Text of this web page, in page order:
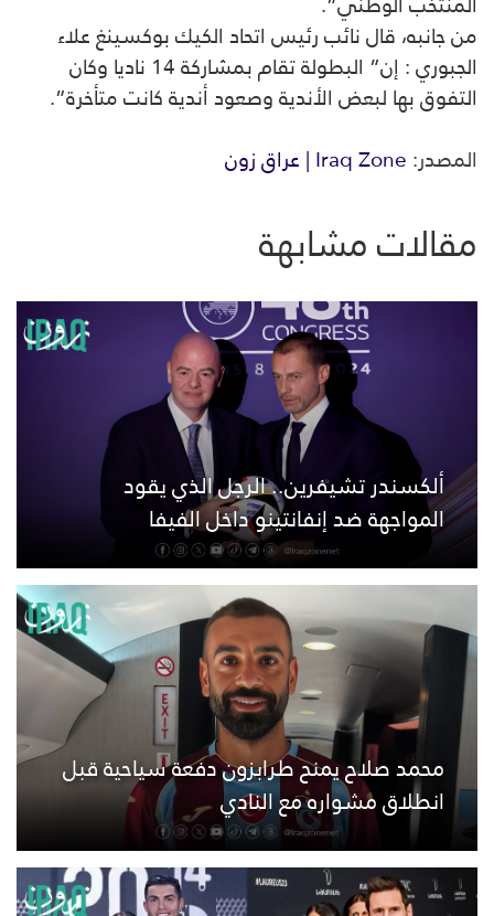
من جانبه، قال نائب رئيس اتحاد الكيك بوكسينغ علاء
الجبوري : إن” البطولة تقام بمشاركة 14 ناديا وكان
التفوق بها لبعض الأندية وصعود أندية كانت متأخرة”.
المصدر:Iraq Zone | عراق زون
مقالات مشابهة
ألكسندر تشيفرين.. الرجل الذي يقود
المواجهة ضد إنفانتينو داخل الفيفا
محمد صلاح يمنح طرابزون دفعة سياحية قبل
انطلاق مشواره مع النادي